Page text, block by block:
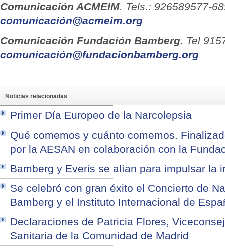
Comunicación ACMEIM. Tels.: 926589577-
comunicación@acmeim.org
Comunicación Fundación Bamberg. Tel
comunicación@fundacionbamberg.org
Noticias relacionadas
Primer Día Europeo de la Narcolepsia
Qué comemos y cuánto comemos.
por la AESAN en colaboración con la
Bamberg y Everis se alían para impulsar la
Se celebró con gran éxito el Concierto de
Bamberg y el Instituto Internacional de
Declaraciones de Patricia Flores,
Sanitaria de la Comunidad de Madrid